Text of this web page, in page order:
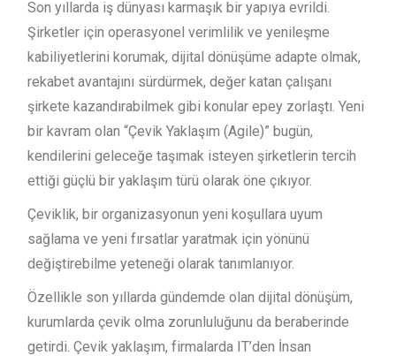
Son yıllarda iş dünyası karmaşık bir yapıya evrildi.
Şirketler için operasyonel verimlilik ve yenileşme
kabiliyetlerini korumak, dijital dönüşüme adapte olmak,
rekabet avantajını sürdürmek, değer katan çalışanı
şirkete kazandırabilmek gibi konular epey zorlaştı. Yeni
bir kavram olan “Çevik Yaklaşım (Agile)” bugün,
kendilerini geleceğe taşımak isteyen şirketlerin tercih
ettiği güçlü bir yaklaşım türü olarak öne çıkıyor.
Çeviklik, bir organizasyonun yeni koşullara uyum
sağlama ve yeni fırsatlar yaratmak için yönünü
değiştirebilme yeteneği olarak tanımlanıyor.
Özellikle son yıllarda gündemde olan dijital dönüşüm,
kurumlarda çevik olma zorunluluğunu da beraberinde
getirdi. Çevik yaklaşım, firmalarda IT’den İnsan